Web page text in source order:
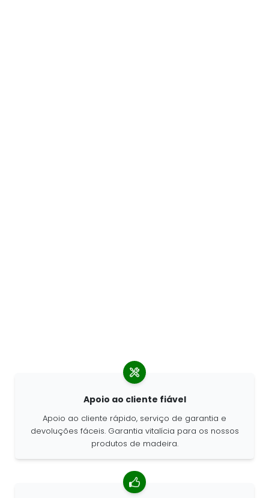
Apoio ao cliente fiável
Apoio ao cliente rápido, serviço de garantia e
devoluções fáceis. Garantia vitalícia para os nossos
produtos de madeira.